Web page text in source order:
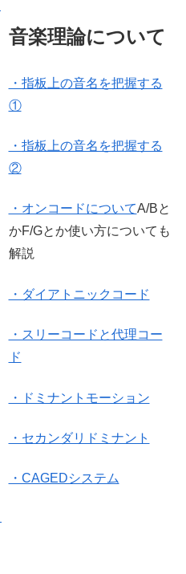
音楽理論について
・指板上の音名を把握する
①
・指板上の音名を把握する
②
・オンコードについてA/Bと
かF/Gとか使い方についても
解説
・ダイアトニックコード
・スリーコードと代理コー
ド
・ドミナントモーション
・セカンダリドミナント
・CAGEDシステム